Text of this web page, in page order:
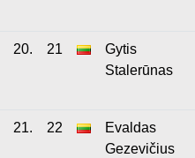
20. 21
Gytis
Stalerūnas
21. 22
Evaldas
Gezevičius